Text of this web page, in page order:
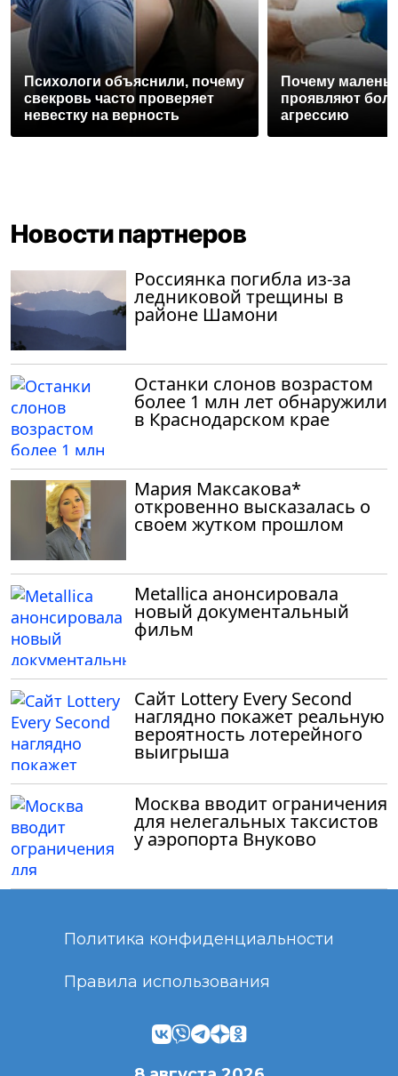
Психологи объяснили, почему
свекровь часто проверяет
невестку на верность
Почему
проявляют
агрессию
Новости партнеров
Россиянка погибла из-за
ледниковой трещины в
районе Шамони
Останки слонов возрастом
более 1 млн лет обнаружили
в Краснодарском крае
Мария Максакова*
откровенно высказалась о
своем жутком прошлом
Metallica анонсировала
новый документальный
фильм
Сайт Lottery Every Second
наглядно покажет реальную
вероятность лотерейного
выигрыша
Москва вводит ограничения
для нелегальных таксистов
у аэропорта Внуково
Политика конфиденциальности
Правила использования